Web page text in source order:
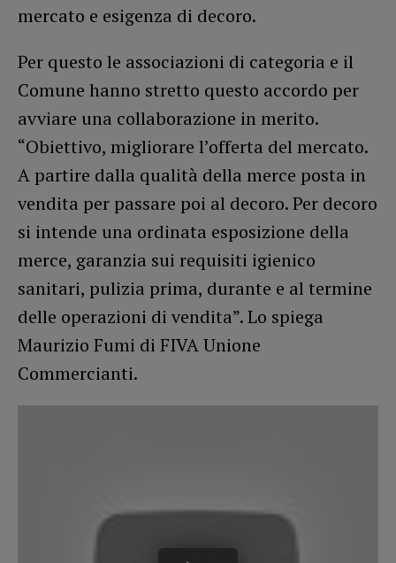
mercato e esigenza di decoro.
Per questo le associazioni di categoria e il
Comune hanno stretto questo accordo per
avviare una collaborazione in merito.
“Obiettivo, migliorare l’offerta del mercato.
A partire dalla qualità della merce posta in
vendita per passare poi al decoro. Per decoro
si intende una ordinata esposizione della
merce, garanzia sui requisiti igienico
sanitari, pulizia prima, durante e al termine
delle operazioni di vendita”. Lo spiega
Maurizio Fumi di FIVA Unione
Commercianti.